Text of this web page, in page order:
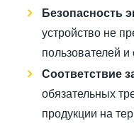
Безопасность
устройство не
пользователей
Соответствие
обязательных
продукции на